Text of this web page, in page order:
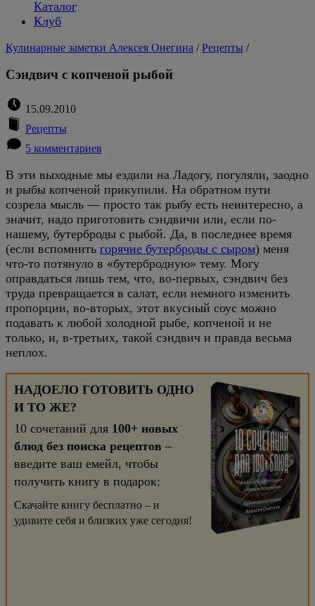
Каталог
Клуб
Кулинарные заметки Алексея Онегина /Рецепты /
Сэндвич с копченой рыбой
15.09.2010
Рецепты
5 комментариев
В эти выходные мы ездили на Ладогу, погуляли, заодно
и рыбы копченой прикупили. На обратном пути
созрела мысль — просто так рыбу есть неинтересно, а
значит, надо приготовить сэндвичи или, если по-
нашему, бутерброды с рыбой. Да, в последнее время
(если вспомнить горячие бутерброды с сыром) меня
что-то потянуло в «бутербродную» тему. Могу
оправдаться лишь тем, что, во-первых, сэндвич без
труда превращается в салат, если немного изменить
пропорции, во-вторых, этот вкусный соус можно
подавать к любой холодной рыбе, копченой и не
только, и, в-третьих, такой сэндвич и правда весьма
неплох.
НАДОЕЛО ГОТОВИТЬ ОДНО
И ТО ЖЕ?
10 сочетаний для 100+ новых
блюд без поиска рецептов –
введите ваш емейл, чтобы
получить книгу в подарок:
Скачайте книгу бесплатно – и
удивите себя и близких уже сегодня!